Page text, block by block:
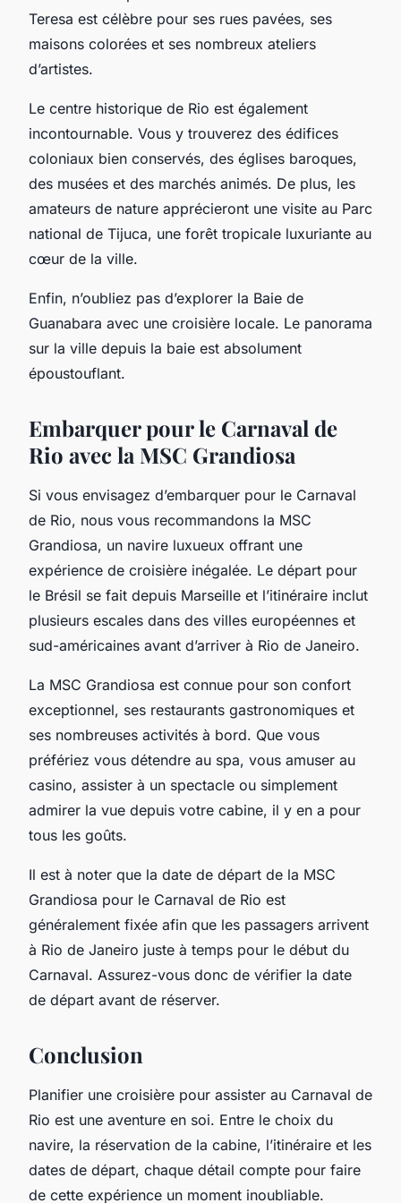
Teresa est célèbre pour ses rues pavées, ses
maisons colorées et ses nombreux ateliers
d’artistes.
Le centre historique de Rio est également
incontournable. Vous y trouverez des édifices
coloniaux bien conservés, des églises baroques,
des musées et des marchés animés. De plus, les
amateurs de nature apprécieront une visite au Parc
national de Tijuca, une forêt tropicale luxuriante au
cœur de la ville.
Enfin, n’oubliez pas d’explorer la Baie de
Guanabara avec une croisière locale. Le panorama
sur la ville depuis la baie est absolument
époustouflant.
Embarquer pour le Carnaval de
Rio avec la MSC Grandiosa
Si vous envisagez d’embarquer pour le Carnaval
de Rio, nous vous recommandons la MSC
Grandiosa, un navire luxueux offrant une
expérience de croisière inégalée. Le départ pour
le Brésil se fait depuis Marseille et l’itinéraire inclut
plusieurs escales dans des villes européennes et
sud-américaines avant d’arriver à Rio de Janeiro.
La MSC Grandiosa est connue pour son confort
exceptionnel, ses restaurants gastronomiques et
ses nombreuses activités à bord. Que vous
préfériez vous détendre au spa, vous amuser au
casino, assister à un spectacle ou simplement
admirer la vue depuis votre cabine, il y en a pour
tous les goûts.
Il est à noter que la date de départ de la MSC
Grandiosa pour le Carnaval de Rio est
généralement fixée afin que les passagers arrivent
à Rio de Janeiro juste à temps pour le début du
Carnaval. Assurez-vous donc de vérifier la date
de départ avant de réserver.
Conclusion
Planifier une croisière pour assister au Carnaval de
Rio est une aventure en soi. Entre le choix du
navire, la réservation de la cabine, l’itinéraire et les
dates de départ, chaque détail compte pour faire
de cette expérience un moment inoubliable.